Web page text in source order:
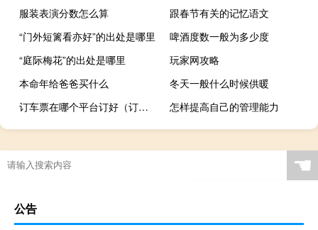
服装表演分数怎么算
跟春节有关的记忆语文
“门外短篱看亦好”的出处是哪里
啤酒度数一般为多少度
“庭际梅花”的出处是哪里
玩家网攻略
本命年给爸爸买什么
冬天一般什么时候供暖
订车票在哪个平台订好（订车票）
怎样提高自己的管理能力
☚
公告